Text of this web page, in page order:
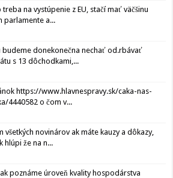
treba na vystúpenie z EU, stačí mať väčšinu
parlamente a...
budeme donekonečna nechať od.rbávať
s 13 dôchodkami,...
https://www.hlavnespravy.sk/caka-nas-
4440582 o čom v...
všetkých novinárov ak máte kauzy a dôkazy,
hlúpi že na n...
poznáme úroveň kvality hospodárstva